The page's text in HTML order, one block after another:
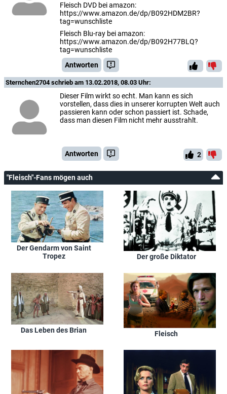
Fleisch DVD bei amazon:
https://www.amazon.de/dp/B092HDM2BR?
tag=wunschliste
Fleisch Blu-ray bei amazon:
https://www.amazon.de/dp/B092H77BLQ?
tag=wunschliste
Antworten
Sternchen2704schrieb am 13.02.2018, 08.03 Uhr:
Dieser Film wirkt so echt. Man kann es sich
vorstellen, dass dies in unserer korrupten Welt auch
passieren kann oder schon passiert ist. Schade,
dass man diesen Film nicht mehr ausstrahlt.
Antworten 2
"Fleisch"-Fans mögen auch
Der Gendarm von Saint
Tropez
Der große Diktator
Das Leben des Brian Fleisch